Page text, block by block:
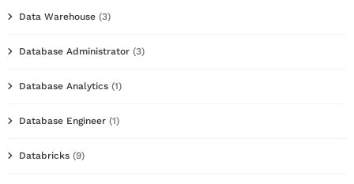
Data Warehouse (3)
Database Administrator (3)
Database Analytics (1)
Database Engineer (1)
Databricks (9)